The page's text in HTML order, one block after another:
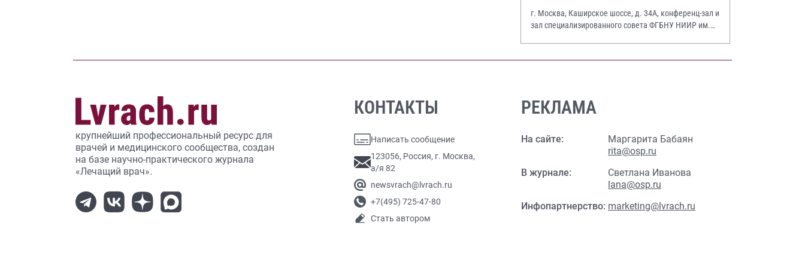
г. Москва, Каширское шоссе, д. 34А, конференц-зал и
зал специализированного совета ФГБНУ НИИР им.
крупнейший профессиональный ресурс для
врачей и медицинского сообщества, создан
на базе научно-практического журнала
«Лечащий врач».
КОНТАКТЫ
Написать сообщение
123056, Россия, г. Москва,
а/я 82
newsvrach@lvrach.ru
+7(495) 725-47-80
Стать автором
РЕКЛАМА
На сайте:
Маргарита Бабаян
rita@osp.ru
В журнале:
Светлана Иванова
lana@osp.ru
Инфопартнерство: marketing@lvrach.ru